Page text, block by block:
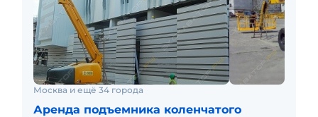
Москва и ещё 34 города
Аренда подъемника коленчатого